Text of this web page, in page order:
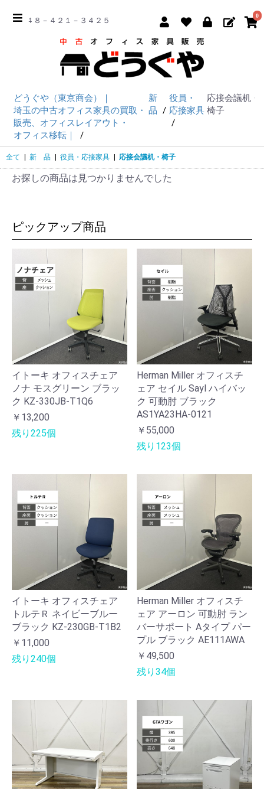
☎ ０４８－４２１－３４２５
0
どうぐや（東京商会）｜
埼玉の中古オフィス家具の買取・
販売、オフィスレイアウト・
オフィス移転｜
新
品
役員・
応接家具
応接会議机・
椅子
全て 新 品 役員・応接家具 応接会議机・椅子
お探しの商品は見つかりませんでした
ピックアップ商品
イトーキ オフィスチェア
ノナ モスグリーン ブラッ
ク KZ-330JB-T1Q6
￥13,200
残り225個
Herman Miller オフィスチ
ェア セイル Sayl ハイバッ
ク 可動肘 ブラック
AS1YA23HA-0121
￥55,000
残り123個
イトーキ オフィスチェア
トルテＲ ネイビーブルー
ブラック KZ-230GB-T1B2
￥11,000
残り240個
Herman Miller オフィスチ
ェア アーロン 可動肘 ラン
バーサポート Aタイプ パー
プル ブラック AE111AWA
￥49,500
残り34個